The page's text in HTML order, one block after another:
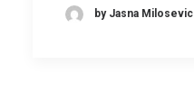
by Jasna Milosevic